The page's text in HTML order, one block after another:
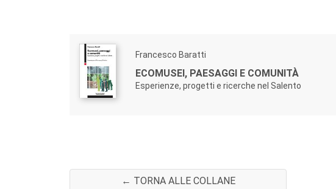
Francesco Baratti
ECOMUSEI, PAESAGGI E COMUNITÀ
Esperienze, progetti e ricerche nel Salento
← TORNA ALLE COLLANE